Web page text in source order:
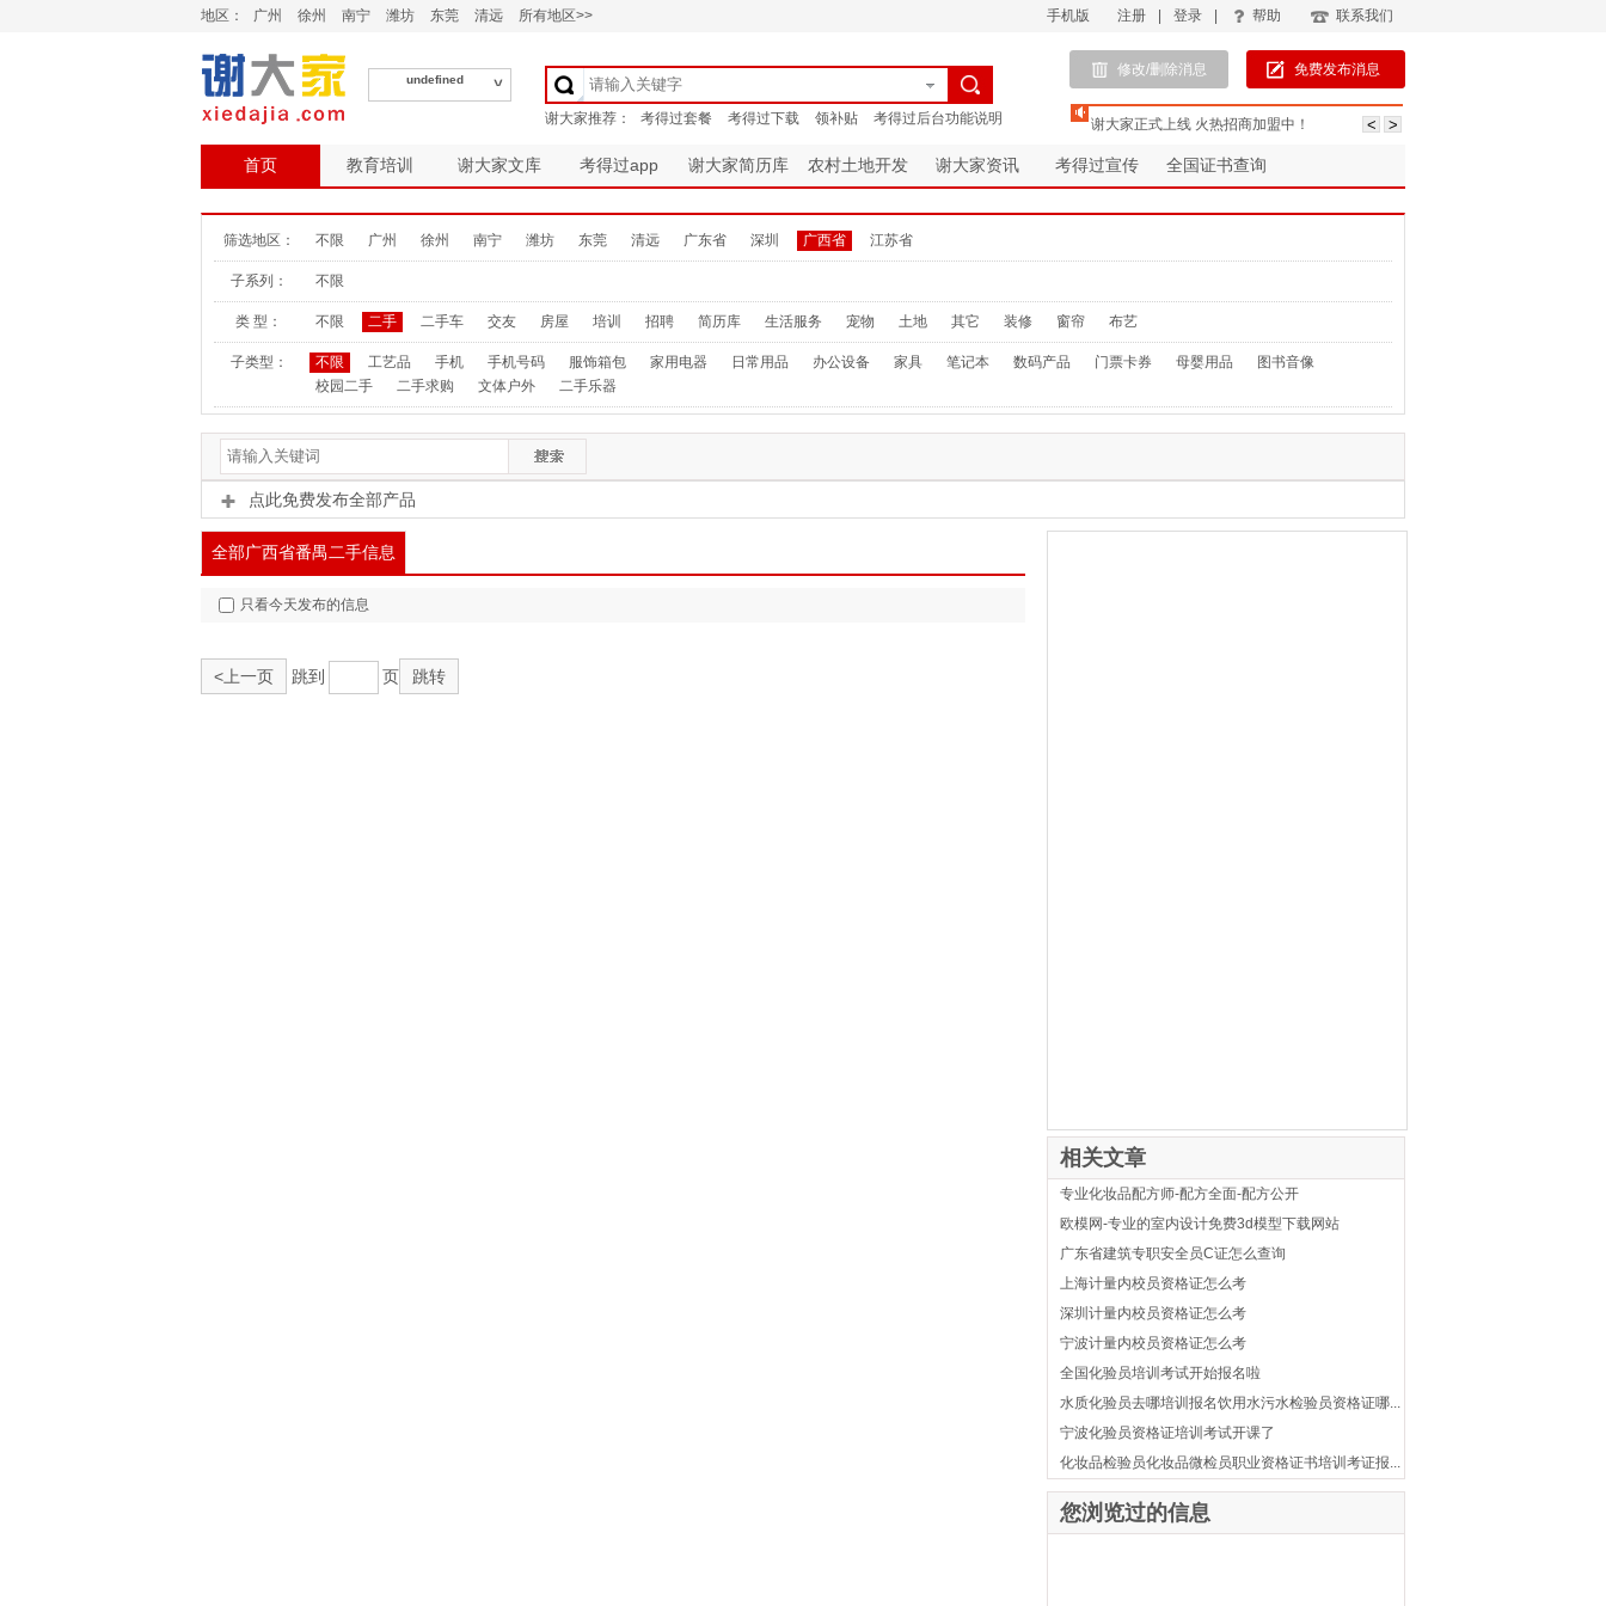
地区： 广州 徐州 南宁 潍坊 东莞 清远 所有地区>> 手机版 注册 登录 帮助 联系我们
undefined
修改/删除消息 免费发布消息
谢大家正式上线 火热招商加盟中！
首页 教育培训 谢大家文库 考得过app 谢大家简历库 农村土地开发 谢大家资讯 考得过宣传 全国证书查询
筛选地区： 不限 广州 徐州 南宁 潍坊 东莞 清远 广东省 深圳 广西省 江苏省
子系列： 不限
类 型： 不限 二手 二手车 交友 房屋 培训 招聘 简历库 生活服务 宠物 土地 其它 装修 窗帘 布艺
子类型： 不限 工艺品 手机 手机号码 服饰箱包 家用电器 日常用品 办公设备 家具 笔记本 数码产品 门票卡券 母婴用品
图书音像
校园二手
二手求购 文体户外 二手乐器
点此免费发布全部产品
全部广西省番禺二手信息
只看今天发布的信息
<上一页 跳到 页 跳转
相关文章
专业化妆品配方师-配方全面-配方公开
欧模网-专业的室内设计免费3d模型下载网站
广东省建筑专职安全员C证怎么查询
上海计量内校员资格证怎么考
深圳计量内校员资格证怎么考
宁波计量内校员资格证怎么考
全国化验员培训考试开始报名啦
水质化验员去哪培训报名饮用水污水检验员资格证哪...
宁波化验员资格证培训考试开课了
化妆品检验员化妆品微检员职业资格证书培训考证报...
您浏览过的信息